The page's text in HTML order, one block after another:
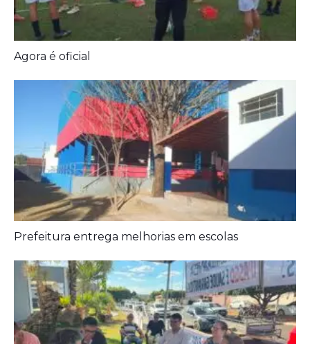
Agora é oficial
Prefeitura entrega melhorias em escolas